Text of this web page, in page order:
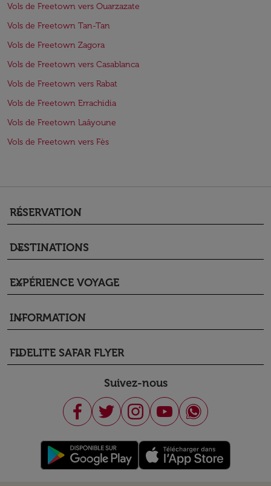
Vols de Freetown vers Ouarzazate
Vols de Freetown Tan-Tan
Vols de Freetown Zagora
Vols de Freetown vers Casablanca
Vols de Freetown vers Rabat
Vols de Freetown Errachidia
Vols de Freetown Laâyoune
Vols de Freetown vers Fès
RÉSERVATION
keyboard_arrow_down
DESTINATIONS
keyboard_arrow_down
EXPÉRIENCE VOYAGE
keyboard_arrow_down
INFORMATION
keyboard_arrow_down
FIDELITE SAFAR FLYER
keyboard_arrow_down
Suivez-nous